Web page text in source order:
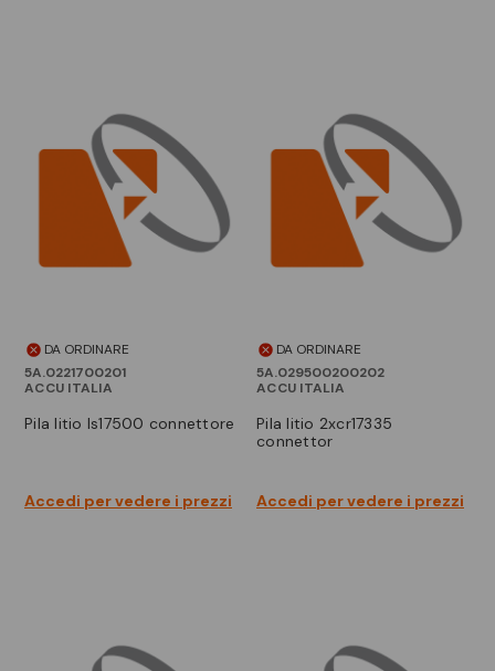
DA ORDINARE
5A.0221700201
ACCU ITALIA
pila litio ls17500 connettore
Accedi per vedere i prezzi
DA ORDINARE
5A.029500200202
ACCU ITALIA
pila litio 2xcr17335
connettor
Accedi per vedere i prezzi